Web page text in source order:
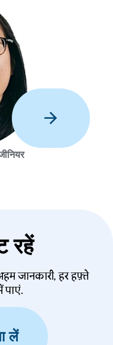
arrow_forward
रहें
जानकारी, हर हफ़्ते
पाएं.
लें